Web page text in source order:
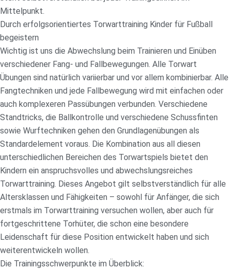
Mittelpunkt.
Durch erfolgsorientiertes Torwarttraining Kinder für Fußball
begeistern
Wichtig ist uns die Abwechslung beim Trainieren und Einüben
verschiedener Fang- und Fallbewegungen. Alle Torwart
Übungen sind natürlich variierbar und vor allem kombinierbar. Alle
Fangtechniken und jede Fallbewegung wird mit einfachen oder
auch komplexeren Passübungen verbunden. Verschiedene
Standtricks, die Ballkontrolle und verschiedene Schussfinten
sowie Wurftechniken gehen den Grundlagenübungen als
Standardelement voraus. Die Kombination aus all diesen
unterschiedlichen Bereichen des Torwartspiels bietet den
Kindern ein anspruchsvolles und abwechslungsreiches
Torwarttraining. Dieses Angebot gilt selbstverständlich für alle
Altersklassen und Fähigkeiten – sowohl für Anfänger, die sich
erstmals im Torwarttraining versuchen wollen, aber auch für
fortgeschrittene Torhüter, die schon eine besondere
Leidenschaft für diese Position entwickelt haben und sich
weiterentwickeln wollen.
Die Trainingsschwerpunkte im Überblick: